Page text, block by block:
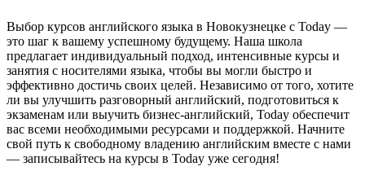
Выбор курсов английского языка в Новокузнецке с Today —
это шаг к вашему успешному будущему. Наша школа
предлагает индивидуальный подход, интенсивные курсы и
занятия с носителями языка, чтобы вы могли быстро и
эффективно достичь своих целей. Независимо от того, хотите
ли вы улучшить разговорный английский, подготовиться к
экзаменам или выучить бизнес-английский, Today обеспечит
вас всеми необходимыми ресурсами и поддержкой. Начните
свой путь к свободному владению английским вместе с нами
— записывайтесь на курсы в Today уже сегодня!